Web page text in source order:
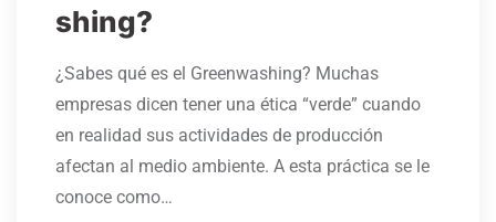
shing?
¿Sabes qué es el Greenwashing? Muchas
empresas dicen tener una ética “verde” cuando
en realidad sus actividades de producción
afectan al medio ambiente. A esta práctica se le
conoce como…